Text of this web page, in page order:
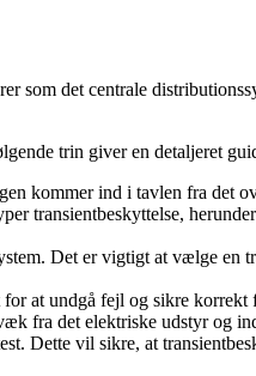
som det centrale
trin giver en detaljeret
kommer ind i tavlen fra det
transientbeskyttelse,
Det er vigtigt at vælge en
at undgå fejl og sikre korrekt
fra det elektriske udstyr og
Dette vil sikre, at